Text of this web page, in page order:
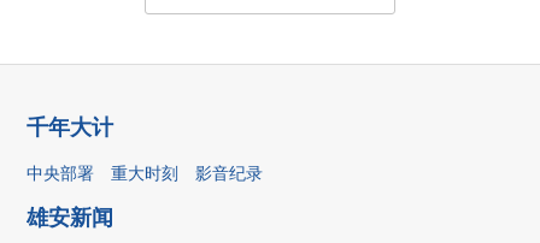
千年大计
中央部署 重大时刻 影音纪录
雄安新闻